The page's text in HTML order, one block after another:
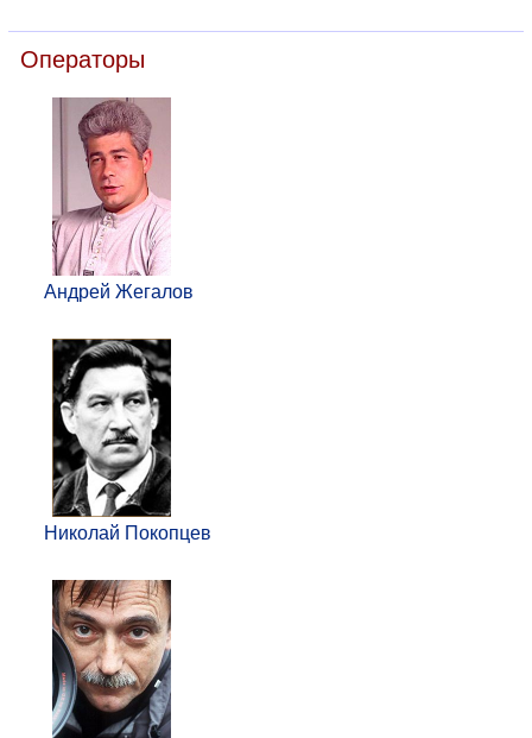
Операторы
Андрей Жегалов
Николай Покопцев